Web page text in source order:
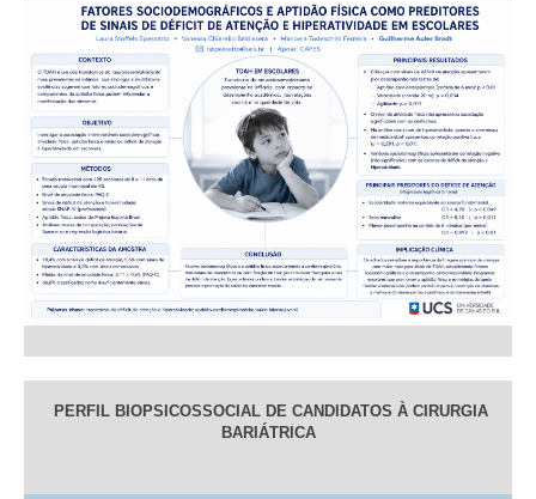
PERFIL BIOPSICOSSOCIAL DE CANDIDATOS À CIRURGIA
BARIÁTRICA